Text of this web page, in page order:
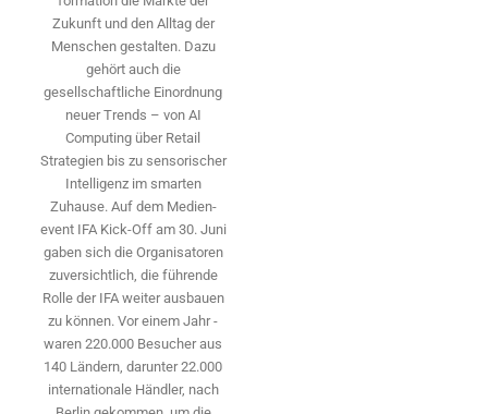
Zukunft und den Alltag der
Menschen gestalten. Dazu
gehört auch die
gesellschaftliche Einordnung
neuer Trends – von AI
Computing über Retail
Strategien bis zu sensorischer
Intelligenz im smarten
Zuhause. Auf dem Medien­
event IFA Kick-Off am 30. Juni
gaben sich die Organisatoren
zuversichtlich, die führende
Rolle der IFA weiter ausbauen
zu können. Vor einem Jahr ­
waren 220.000 Besucher aus
140 ­Ländern, ­darunter 22.000
internationale Händler, nach